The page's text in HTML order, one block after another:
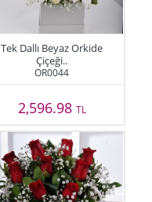
Tek Dallı Beyaz Orkide
Çiçeği..
OR0044
2,596.98 TL